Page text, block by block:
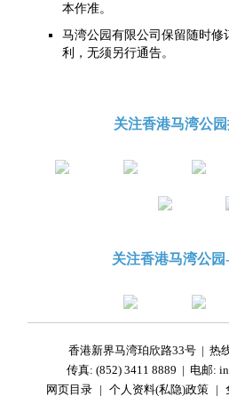
本作准。
马湾公园有限公司保留随时修
利，无须另行通告。
关注香港马湾公
关注香港马湾公园
香港新界马湾珀欣路33号 | 热
传真: (852) 3411 8889 | 电邮:
网页目录 | 个人资料(私隐)政策 |